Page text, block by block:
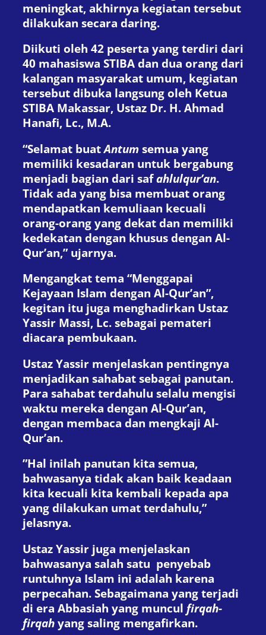
meningkat, akhirnya kegiatan tersebut
dilakukan secara daring.
Diikuti oleh 42 peserta yang terdiri dari
40 mahasiswa STIBA dan dua orang dari
kalangan masyarakat umum, kegiatan
tersebut dibuka langsung oleh Ketua
STIBA Makassar, Ustaz Dr. H. Ahmad
Hanafi, Lc., M.A.
“Selamat buatAntum semua yang
memiliki kesadaran untuk bergabung
menjadi bagian dari safahlulqur’an.
Tidak ada yang bisa membuat orang
mendapatkan kemuliaan kecuali
orang-orang yang dekat dan memiliki
kedekatan dengan khusus dengan Al-
Qur’an,” ujarnya.
Mengangkat tema “Menggapai
Kejayaan Islam dengan Al-Qur’an”,
kegitan itu juga menghadirkan Ustaz
Yassir Massi, Lc. sebagai pemateri
diacara pembukaan.
Ustaz Yassir menjelaskan pentingnya
menjadikan sahabat sebagai panutan.
Para sahabat terdahulu selalu mengisi
waktu mereka dengan Al-Qur’an,
dengan membaca dan mengkaji Al-
Qur’an.
”Hal inilah panutan kita semua,
bahwasanya tidak akan baik keadaan
kita kecuali kita kembali kepada apa
yang dilakukan umat terdahulu,”
jelasnya.
Ustaz Yassir juga menjelaskan
bahwasanya salah satu penyebab
runtuhnya Islam ini adalah karena
perpecahan. Sebagaimana yang terjadi
di era Abbasiah yang muncul firqah-
firqah yang saling mengafirkan.